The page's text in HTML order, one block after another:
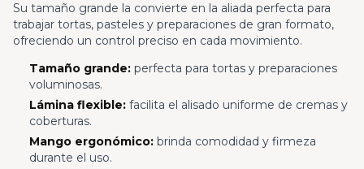
Su tamaño grande la convierte en la aliada perfecta para
trabajar tortas, pasteles y preparaciones de gran formato,
ofreciendo un control preciso en cada movimiento.
Tamaño grande:perfecta para tortas y preparaciones
voluminosas.
Lámina flexible:facilita el alisado uniforme de cremas y
coberturas.
Mango ergonómico:brinda comodidad y firmeza
durante el uso.